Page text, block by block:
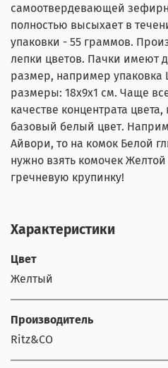
самоотвердевающей
полностью высыхает в
упаковки - 55 граммов.
лепки цветов. Пачки имеют
размер, например упаковка
размеры: 18х9х1 см. Чаще
качестве концентрата
базовый белый цвет.
Айвори, то на комок Белой
нужно взять комочек
гречневую крупинку!
Характеристики
Цвет
Желтый
Производитель
Ritz&CO